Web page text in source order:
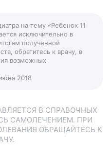
на тему «Ребенок 11
исключительно в
полученной
обратитесь к врачу, в
возможных
2018
В СПРАВОЧНЫХ
САМОЛЕЧЕНИЕМ. ПРИ
ОБРАЩАЙТЕСЬ К